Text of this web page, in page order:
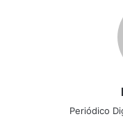
Periódico